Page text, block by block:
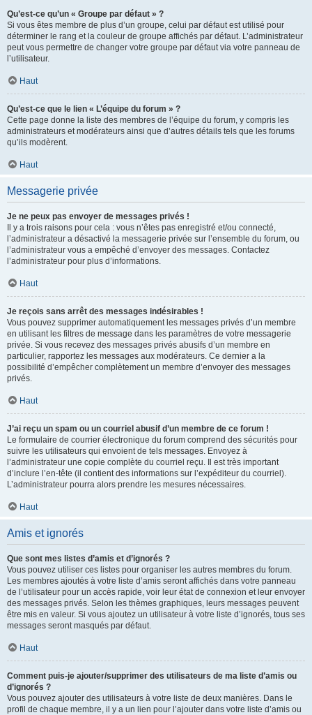
Qu’est-ce qu’un « Groupe par défaut » ?
Si vous êtes membre de plus d’un groupe, celui par défaut est utilisé pour
déterminer le rang et la couleur de groupe affichés par défaut. L’administrateur
peut vous permettre de changer votre groupe par défaut via votre panneau de
l’utilisateur.
Haut
Qu’est-ce que le lien « L’équipe du forum » ?
Cette page donne la liste des membres de l’équipe du forum, y compris les
administrateurs et modérateurs ainsi que d’autres détails tels que les forums
qu’ils modèrent.
Haut
Messagerie privée
Je ne peux pas envoyer de messages privés !
Il y a trois raisons pour cela : vous n’êtes pas enregistré et/ou connecté,
l’administrateur a désactivé la messagerie privée sur l’ensemble du forum, ou
l’administrateur vous a empêché d’envoyer des messages. Contactez
l’administrateur pour plus d’informations.
Haut
Je reçois sans arrêt des messages indésirables !
Vous pouvez supprimer automatiquement les messages privés d’un membre
en utilisant les filtres de message dans les paramètres de votre messagerie
privée. Si vous recevez des messages privés abusifs d’un membre en
particulier, rapportez les messages aux modérateurs. Ce dernier a la
possibilité d’empêcher complètement un membre d’envoyer des messages
privés.
Haut
J’ai reçu un spam ou un courriel abusif d’un membre de ce forum !
Le formulaire de courrier électronique du forum comprend des sécurités pour
suivre les utilisateurs qui envoient de tels messages. Envoyez à
l’administrateur une copie complète du courriel reçu. Il est très important
d’inclure l’en-tête (il contient des informations sur l’expéditeur du courriel).
L’administrateur pourra alors prendre les mesures nécessaires.
Haut
Amis et ignorés
Que sont mes listes d’amis et d’ignorés ?
Vous pouvez utiliser ces listes pour organiser les autres membres du forum.
Les membres ajoutés à votre liste d’amis seront affichés dans votre panneau
de l’utilisateur pour un accès rapide, voir leur état de connexion et leur envoyer
des messages privés. Selon les thèmes graphiques, leurs messages peuvent
être mis en valeur. Si vous ajoutez un utilisateur à votre liste d’ignorés, tous ses
messages seront masqués par défaut.
Haut
Comment puis-je ajouter/supprimer des utilisateurs de ma liste d’amis ou
d’ignorés ?
Vous pouvez ajouter des utilisateurs à votre liste de deux manières. Dans le
profil de chaque membre, il y a un lien pour l’ajouter dans votre liste d’amis ou